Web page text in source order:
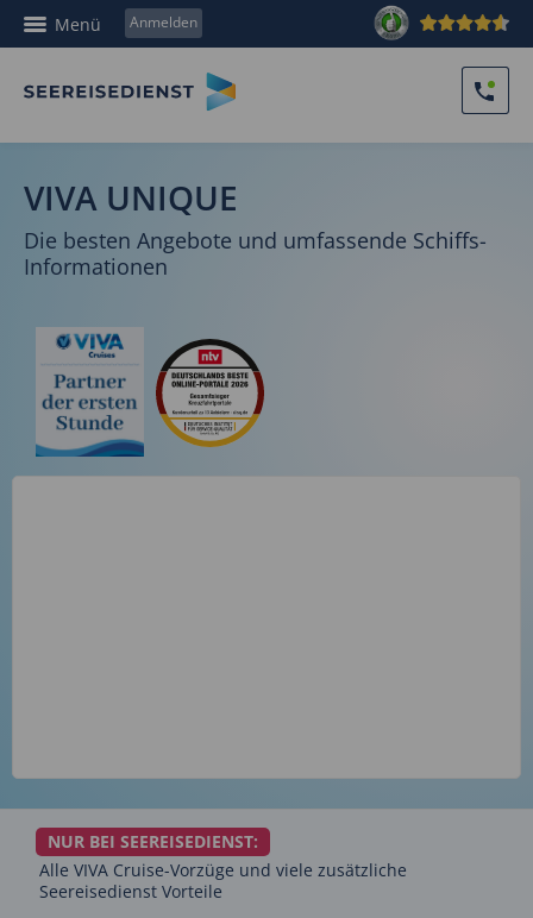
Menü Anmelden
VIVA UNIQUE
Die besten Angebote und umfassende Schiffs-
Informationen
NUR BEI SEEREISEDIENST:
Alle VIVA Cruise-Vorzüge und viele zusätzliche
Seereisedienst Vorteile